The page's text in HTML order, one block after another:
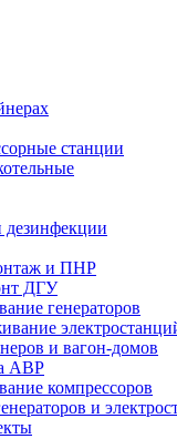
станции
и ПНР
ДГУ
генераторов
и вагон-домов
АВР
компрессоров
и